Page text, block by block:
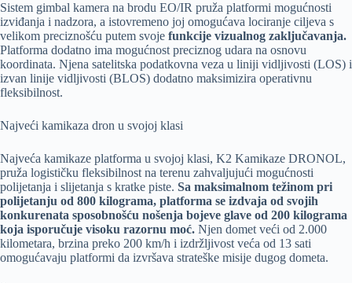
Sistem gimbal kamera na brodu EO/IR pruža platformi mogućnosti
izviđanja i nadzora, a istovremeno joj omogućava lociranje ciljeva s
velikom preciznošću putem svoje funkcije vizualnog zaključavanja.
Platforma dodatno ima mogućnost preciznog udara na osnovu
koordinata. Njena satelitska podatkovna veza u liniji vidljivosti (LOS) i
izvan linije vidljivosti (BLOS) dodatno maksimizira operativnu
fleksibilnost.
Najveći kamikaza dron u svojoj klasi
Najveća kamikaze platforma u svojoj klasi, K2 Kamikaze DRONOL,
pruža logističku fleksibilnost na terenu zahvaljujući mogućnosti
polijetanja i slijetanja s kratke piste. Sa maksimalnom težinom pri
polijetanju od 800 kilograma, platforma se izdvaja od svojih
konkurenata sposobnošću nošenja bojeve glave od 200 kilograma
koja isporučuje visoku razornu moć. Njen domet veći od 2.000
kilometara, brzina preko 200 km/h i izdržljivost veća od 13 sati
omogućavaju platformi da izvršava strateške misije dugog dometa.